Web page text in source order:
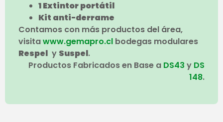
1 Extintor portátil
Kit anti-derrame
Contamos con más productos del área,
visitawww.gemapro.cl bodegas modulares
Respel y Suspel.
Productos Fabricados en Base a DS43 y DS
148.